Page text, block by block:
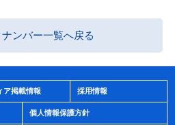
ンバー一覧へ戻る
ア掲載情報 採用情報
個人情報保護方針